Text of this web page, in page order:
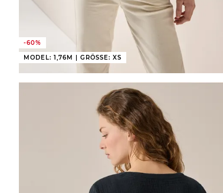
-60%
MODEL: 1,76M | GRÖSSE: XS